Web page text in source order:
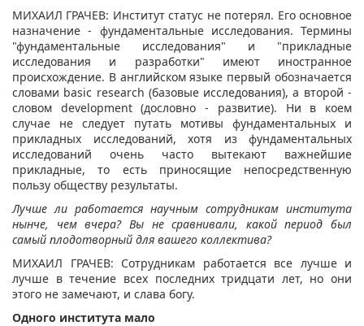
МИХАИЛ ГРАЧЕВ: Институт статус не потерял. Его основное
назначение - фундаментальные исследования. Термины
"фундаментальные исследования" и "прикладные
исследования и разработки" имеют иностранное
происхождение. В английском языке первый обозначается
словами basic research (базовые исследования), а второй -
словом development (дословно - развитие). Ни в коем
случае не следует путать мотивы фундаментальных и
прикладных исследований, хотя из фундаментальных
исследований очень часто вытекают важнейшие
прикладные, то есть приносящие непосредственную
пользу обществу результаты.
Лучше ли работается научным сотрудникам института
нынче, чем вчера? Вы не сравнивали, какой период был
самый плодотворный для вашего коллектива?
МИХАИЛ ГРАЧЕВ: Сотрудникам работается все лучше и
лучше в течение всех последних тридцати лет, но они
этого не замечают, и слава богу.
Одного института мало